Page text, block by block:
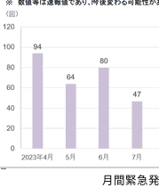
月間緊急